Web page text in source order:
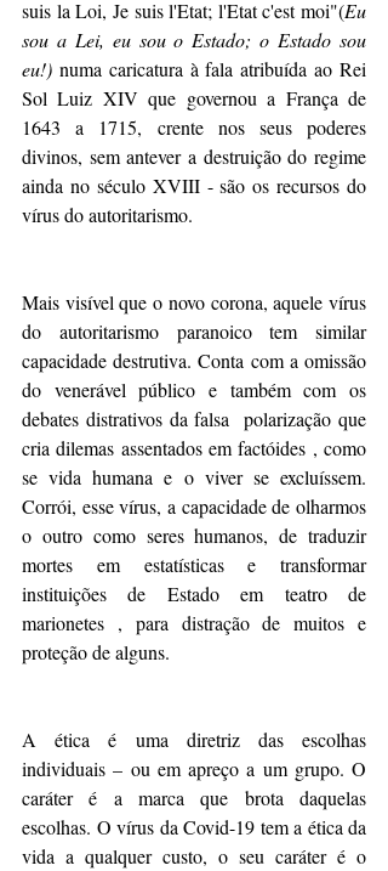
suis la Loi, Je suis l'Etat; l'Etat c'est moi"(Eu
sou a Lei, eu sou o Estado; o Estado sou
eu!) numa caricatura à fala atribuída ao Rei
Sol Luiz XIV que governou a França de
1643 a 1715, crente nos seus poderes
divinos, sem antever a destruição do regime
ainda no século XVIII - são os recursos do
vírus do autoritarismo.
Mais visível que o novo corona, aquele vírus
do autoritarismo paranoico tem similar
capacidade destrutiva. Conta com a omissão
do venerável público e também com os
debates distrativos da falsa  polarização que
cria dilemas assentados em factóides , como
se vida humana e o viver se excluíssem.
Corrói, esse vírus, a capacidade de olharmos
o outro como seres humanos, de traduzir
mortes em estatísticas e transformar
instituições de Estado em teatro de
marionetes , para distração de muitos e
proteção de alguns.
A ética é uma diretriz das escolhas
individuais – ou em apreço a um grupo. O
caráter é a marca que brota daquelas
escolhas. O vírus da Covid-19 tem a ética da
vida a qualquer custo, o seu caráter é o